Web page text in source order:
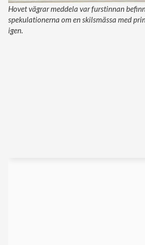
Hovet vägrar meddela var furstinnan
spekulationerna om en skilsmässa med
igen.